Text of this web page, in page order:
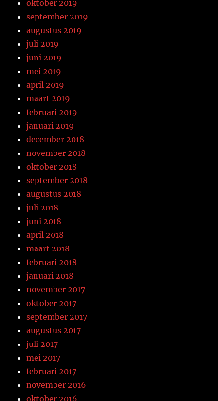
oktober 2019
september 2019
augustus 2019
juli 2019
juni 2019
mei 2019
april 2019
maart 2019
februari 2019
januari 2019
december 2018
november 2018
oktober 2018
september 2018
augustus 2018
juli 2018
juni 2018
april 2018
maart 2018
februari 2018
januari 2018
november 2017
oktober 2017
september 2017
augustus 2017
juli 2017
mei 2017
februari 2017
november 2016
oktober 2016